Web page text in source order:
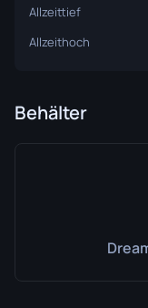
Allzeittief
Allzeithoch
Behälter